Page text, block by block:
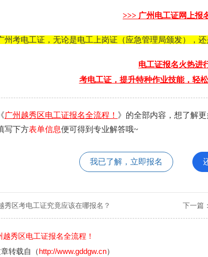
>>> 广州电工证网上报
州考电工证，无论是电工上岗证（应急管理局颁发），
电工证报名火热进
考电工证，提升特种作业技能，轻
广州越秀区电工证报名全流程！ 》的全部内容，想了解
写下方表单信息便可得到专业解答哦~
我已了解，立即报名
秀区考电工证究竟应该在哪报名？ 下一篇：
越秀区电工证报名全流程！
转载自（http://www.gddgw.cn）